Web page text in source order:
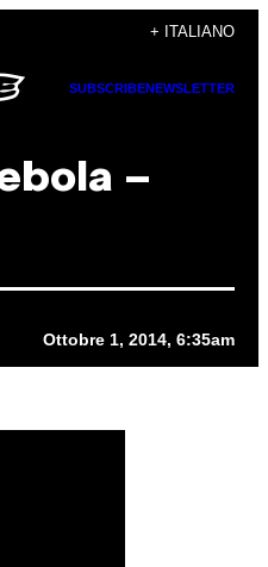
+ ITALIANO
SUBSCRIBENEWSLETTER
–
Ottobre 1, 2014, 6:35am